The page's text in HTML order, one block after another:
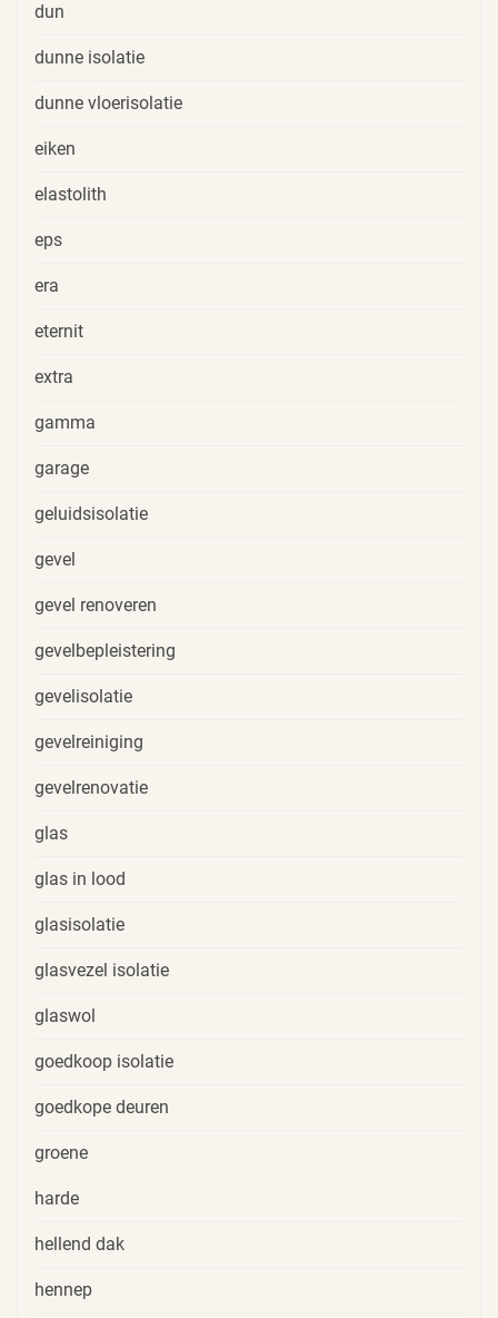
dun
dunne isolatie
dunne vloerisolatie
eiken
elastolith
eps
era
eternit
extra
gamma
garage
geluidsisolatie
gevel
gevel renoveren
gevelbepleistering
gevelisolatie
gevelreiniging
gevelrenovatie
glas
glas in lood
glasisolatie
glasvezel isolatie
glaswol
goedkoop isolatie
goedkope deuren
groene
harde
hellend dak
hennep